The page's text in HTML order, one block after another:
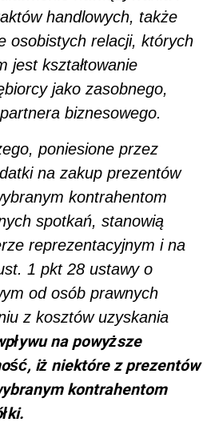
handlowych, także
osobistych relacji, których
jest kształtowanie
jako zasobnego,
biznesowego.
poniesione przez
na zakup prezentów
kontrahentom
spotkań, stanowią
reprezentacyjnym i na
1 pkt 28 ustawy o
od osób prawnych
z kosztów uzyskania
na powyższe
iż niektóre z prezentów
kontrahentom